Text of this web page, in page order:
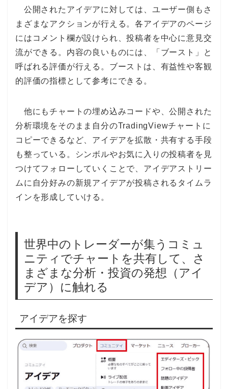
公開されたアイデアに対しては、ユーザー側もさ
まざまなアクションが行える。各アイデアのページ
にはコメント欄が設けられ、投稿者を中心に意見交
流ができる。内容の良いものには、「ブースト」と
呼ばれる評価が行える。ブーストは、有益性や客観
的評価の指標として参考にできる。
他にもチャートの埋め込みコードや、公開された
分析環境をそのまま自分のTradingViewチャートに
コピーできるなど、アイデアを拡散・共有する手段
も整っている。シンボルやお気に入りの投稿者を見
つけてフォローしていくことで、アイデアストリー
ムに自分好みの新規アイデアが投稿されるタイムラ
インを形成していける。
世界中のトレーダーが集うコミュ
ニティでチャートを共有して、さ
まざまな分析・投資の発想（アイ
デア）に触れる
アイデアを探す